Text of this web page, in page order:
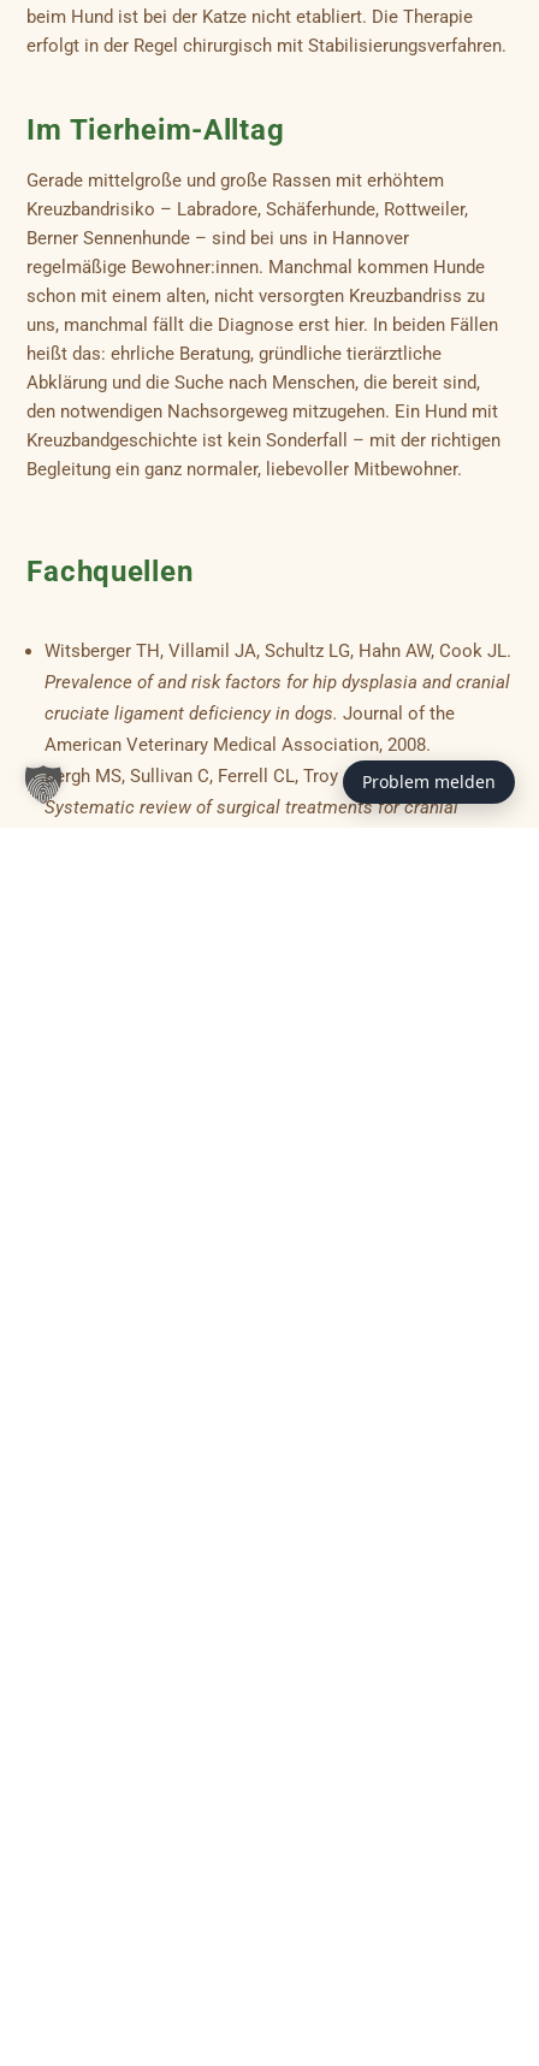
beim Hund ist bei der Katze nicht etabliert. Die Therapie
erfolgt in der Regel chirurgisch mit Stabilisierungsverfahren.
Im Tierheim-Alltag
Gerade mittelgroße und große Rassen mit erhöhtem
Kreuzbandrisiko – Labradore, Schäferhunde, Rottweiler,
Berner Sennenhunde – sind bei uns in Hannover
regelmäßige Bewohner:innen. Manchmal kommen Hunde
schon mit einem alten, nicht versorgten Kreuzbandriss zu
uns, manchmal fällt die Diagnose erst hier. In beiden Fällen
heißt das: ehrliche Beratung, gründliche tierärztliche
Abklärung und die Suche nach Menschen, die bereit sind,
den notwendigen Nachsorgeweg mitzugehen. Ein Hund mit
Kreuzbandgeschichte ist kein Sonderfall – mit der richtigen
Begleitung ein ganz normaler, liebevoller Mitbewohner.
Fachquellen
Witsberger TH, Villamil JA, Schultz LG, Hahn AW, Cook JL.
Prevalence of and risk factors for hip dysplasia and cranial
cruciate ligament deficiency in dogs. Journal of the
American Veterinary Medical Association, 2008.
Bergh MS, Sullivan C, Ferrell CL, Troy J, Budsberg SC.
Systematic review of surgical treatments for cranial
Problem melden